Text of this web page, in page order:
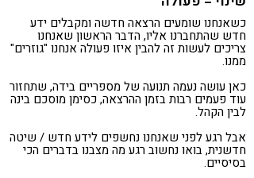
כשאנחנו שומעים הרצאה חדשה ומקבלים ידע
חדש שהתחברנו אליו, הדבר הראשון שאנחנו
צריכים לעשות זה להבין איזו פעולה אנחנו "גוזרים"
ממנו.
כאן עושה נעמה תנועה של מספריים בידה, שתחזור
עוד פעמים רבות בזמן ההרצאה, כסימן מוסכם בינה
לבין הקהל.
אבל רגע לפני שאנחנו נחשפים לידע חדש / שיטה
חדשנית, בואו נחשוב רגע מה מצבנו בדברים הכי
בסיסיים.